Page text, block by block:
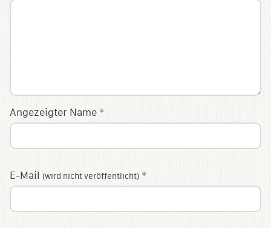
Angezeigter Name *
E-Mail (wird nicht veröffentlicht) *